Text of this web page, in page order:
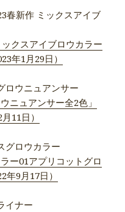
春新作 ミックスアイブ
クスアイブロウカラー
年1月29日）
ロウニュアンサー
ニュアンサー全2色」
11日）
グロウカラー
ー01アプリコットグロ
9月17日）
イナー